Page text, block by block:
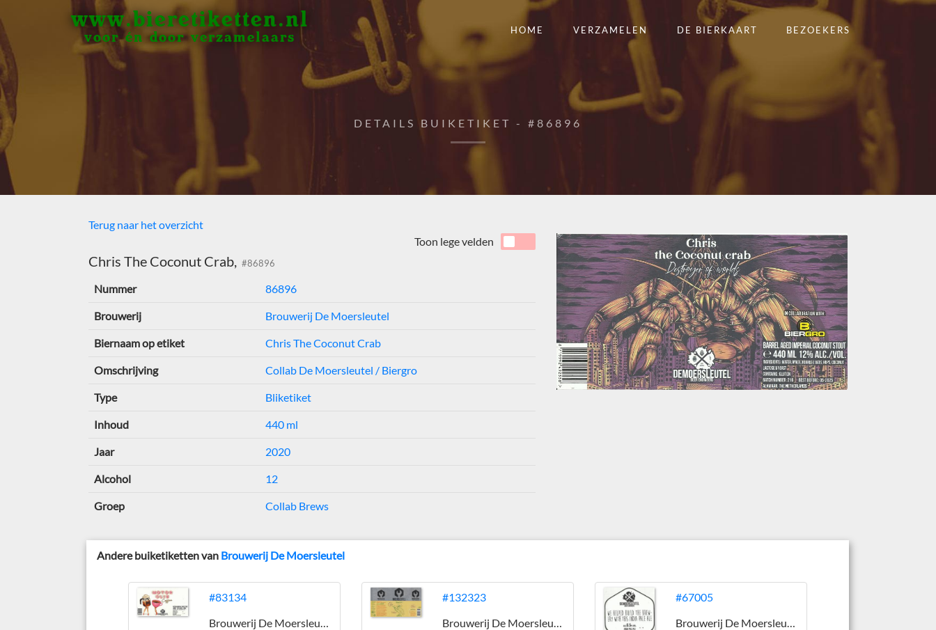
www.bieretiketten.nl
voor én door verzamelaars
HOME VERZAMELEN DE BIERKAART BEZOEKERS
DETAILS BUIKETIKET - #86896
Terug naar het overzicht
Chris The Coconut Crab, #86896
Toon lege velden
Nummer 86896
Brouwerij Brouwerij De Moersleutel
Biernaam op etiket Chris The Coconut Crab
Omschrijving Collab De Moersleutel / Biergro
Type Bliketiket
Inhoud 440 ml
Jaar 2020
Alcohol 12
Groep Collab Brews
Andere buiketiketten van Brouwerij De Moersleutel
#83134
Brouwerij De Moersleutel
#132323
Brouwerij De Moersleutel
#67005
Brouwerij De Moersleutel